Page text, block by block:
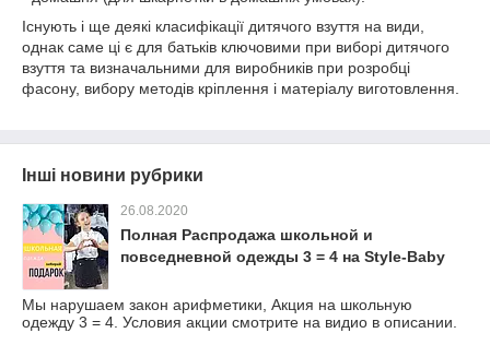
Існують і ще деякі класифікації дитячого взуття на види,
однак саме ці є для батьків ключовими при виборі дитячого
взуття та визначальними для виробників при розробці
фасону, вибору методів кріплення і матеріалу виготовлення.
Інші новини рубрики
26.08.2020
Полная Распродажа школьной и
повседневной одежды 3 = 4 на Style-Baby
Мы нарушаем закон арифметики, Акция на школьную
одежду 3 = 4. Условия акции смотрите на видио в описании.